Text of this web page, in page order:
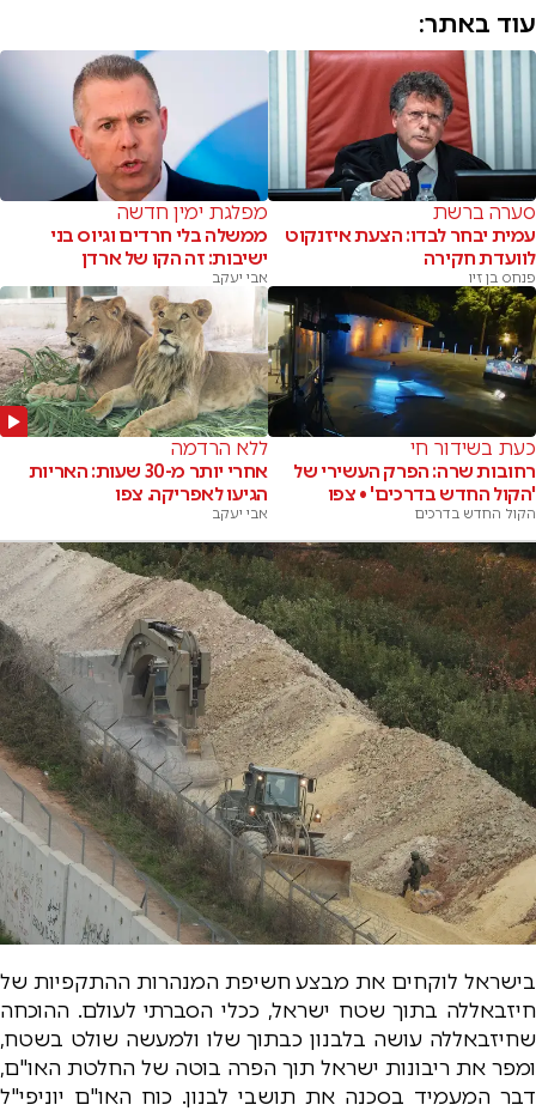
עוד באתר:
סערה ברשת
עמית יבחר לבדו: הצעת איזנקוט
לוועדת חקירה
פנחס בן זיו
מפלגת ימין חדשה
ממשלה בלי חרדים וגיוס בני
ישיבות: זה הקו של ארדן
אבי יעקב
כעת בשידור חי
רחובות שרה: הפרק העשירי של
'הקול החדש בדרכים' • צפו
הקול החדש בדרכים
ללא הרדמה
אחרי יותר מ-30 שעות: האריות
הגיעו לאפריקה. צפו
אבי יעקב
בישראל לוקחים את מבצע חשיפת המנהרות ההתקפיות של
חיזבאללה בתוך שטח ישראל, ככלי הסברתי לעולם. ההוכחה
שחיזבאללה עושה בלבנון כבתוך שלו ולמעשה שולט בשטח,
ומפר את ריבונות ישראל תוך הפרה בוטה של החלטת האו"ם,
דבר המעמיד בסכנה את תושבי לבנון. כוח האו"ם יוניפי"ל